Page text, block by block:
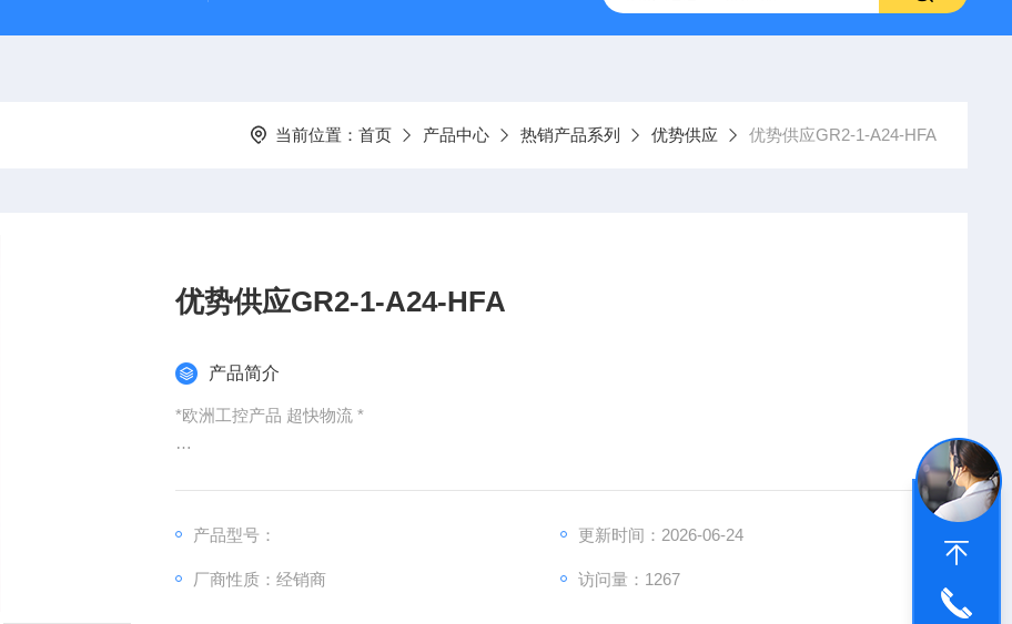
当前位置： 首页 产品中心 热销产品系列 优势供应 优势供应GR2-1-A24-HFA
优势供应GR2-1-A24-HFA
产品简介
*欧洲工控产品 超快物流 *
：@产品型号： 更新时间：2026-06-24
厂商性质：经销商 访问量：1267